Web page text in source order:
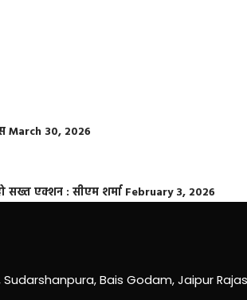
March 30, 2026
सख्त एक्शन : सीएम शर्मा February 3, 2026
Sudarshanpura, Bais Godam, Jaipur